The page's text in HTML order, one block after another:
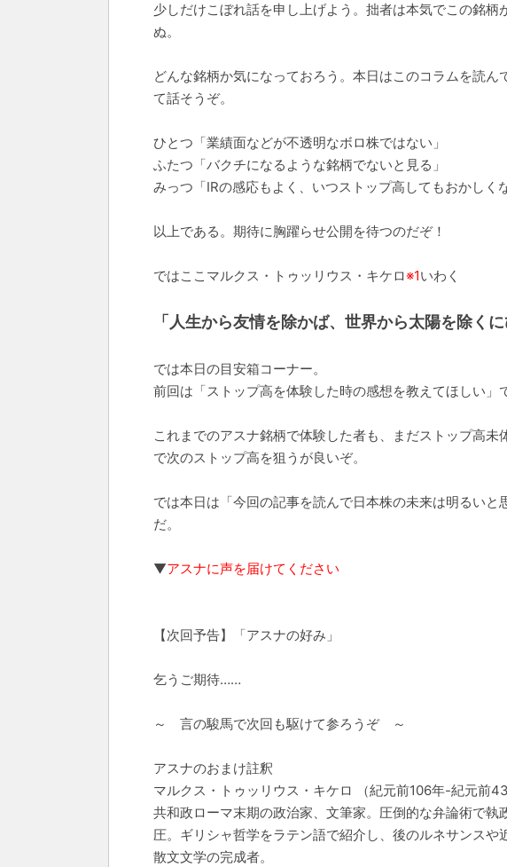
少しだけこぼれ話を申し上げよう。拙者は本気でこの銘柄
ぬ。
どんな銘柄か気になっておろう。本日はこのコラムを読
て話そうぞ。
ひとつ「業績面などが不透明なボロ株ではない」
ふたつ「バクチになるような銘柄でないと見る」
みっつ「IRの感応もよく、いつストップ高してもおかしく
以上である。期待に胸躍らせ公開を待つのだぞ！
ではここマルクス・トゥッリウス・キケロ※1いわく
「人生から友情を除かば、世界から太陽を除くに
では本日の目安箱コーナー。
前回は「ストップ高を体験した時の感想を教えてほしい」
これまでのアスナ銘柄で体験した者も、まだストップ高
で次のストップ高を狙うが良いぞ。
では本日は「今回の記事を読んで日本株の未来は明るい
だ。
▼アスナに声を届けてください
【次回予告】「アスナの好み」
乞うご期待……
～ 言の駿馬で次回も駆けて参ろうぞ ～
アスナのおまけ註釈
マルクス・トゥッリウス・キケロ （紀元前106年-紀元前43
共和政ローマ末期の政治家、文筆家。圧倒的な弁論術で
圧。ギリシャ哲学をラテン語で紹介し、後のルネサンスや
散文文学の完成者。